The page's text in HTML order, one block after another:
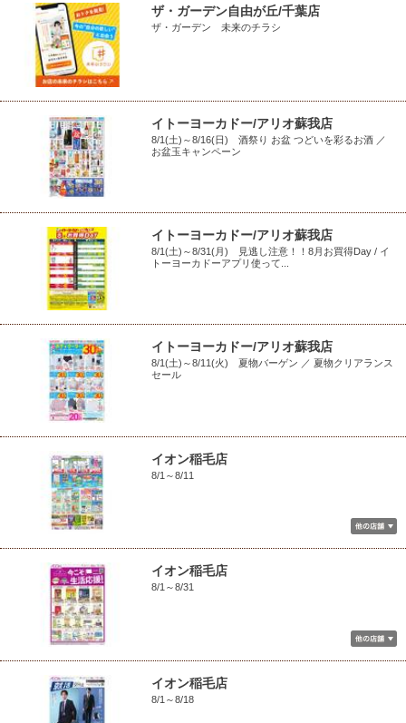
ザ・ガーデン自由が丘/千葉店
ザ・ガーデン 未来のチラシ
イトーヨーカドー/アリオ蘇我店
8/1(土)～8/16(日) 酒祭り お盆 つどいを彩るお酒 ／
お盆玉キャンペーン
イトーヨーカドー/アリオ蘇我店
8/1(土)～8/31(月) 見逃し注意！！8月お買得Day / イ
トーヨーカドーアプリ使って...
イトーヨーカドー/アリオ蘇我店
8/1(土)～8/11(火) 夏物バーゲン ／ 夏物クリアランス
セール
イオン稲毛店
8/1～8/11
イオン稲毛店
8/1～8/31
イオン稲毛店
8/1～8/18